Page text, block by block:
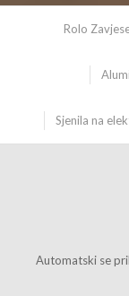
Rolo
Sjenila na
Automatski se